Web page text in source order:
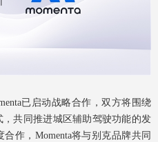
已启动战略合作，双方将围绕
共同推进城区辅助驾驶功能的发
作，Momenta将与别克品牌共同